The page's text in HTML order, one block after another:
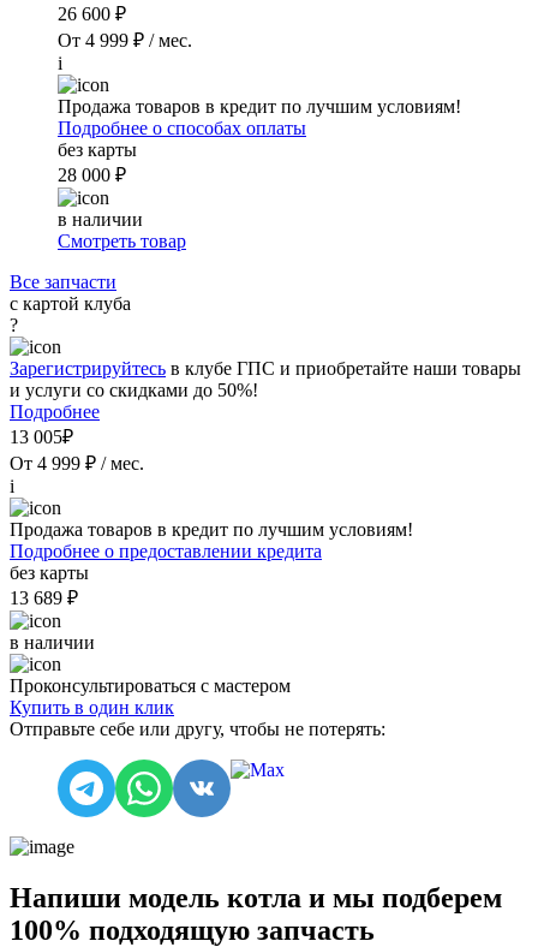
26 600 ₽
От 4 999 ₽ / мес.
i
Продажа товаров в кредит по лучшим условиям!
Подробнее о способах оплаты
без карты
28 000 ₽
в наличии
Смотреть товар
Все запчасти
с картой клуба
?
Зарегистрируйтесь в клубе ГПС и приобретайте наши товары
и услуги со скидками до 50%!
Подробнее
13 005₽
От 4 999 ₽ / мес.
i
Продажа товаров в кредит по лучшим условиям!
Подробнее о предоставлении кредита
без карты
13 689 ₽
в наличии
Проконсультироваться с мастером
Купить в один клик
Отправьте себе или другу, чтобы не потерять:
Напиши модель котла и мы подберем
100% подходящую запчасть